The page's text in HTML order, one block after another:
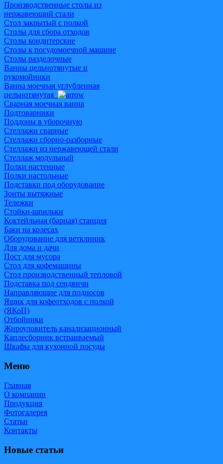
Производственные столы из
нержавеющий стали
Стол закрытый с полкой
Столы для сбора отходов
Столы кондитерские
Столы к посудомоечной машине
Столы разделочные
Ванны цельнотянутые и
рукомойники
Ванна моечная углубленная
цельнотянутая
Cварная моечная ванна
Подтоварники
Поддоны в уборочную
Стеллажи сварные
Стеллажи сборно-разборные
Стеллажи из нержавеющей стали
Стеллаж модульный
Полки настенные
Полки настольные
Подставки под оборудование
Зонты вытяжные
Тележки
Стойки-шпильки
Коктейльная (барная) станция
Баки на колесах
Оборудование для ветклиник
Для дома и дачи
Пост для мусора
Стол для кофемашины
Стол производственный тепловой
Подставка под сендвичи
Направляющие для подносов
Ящик для кофеотходов с полкой
(ЯКоП)
Отбойники
Жироуловитель канализационный
Каплесборник встраиваемый
Шкафы для кухонной посуды
Меню
Главная
О компании
Продукция
Фотогалерея
Статьи
Контакты
Новые статьи